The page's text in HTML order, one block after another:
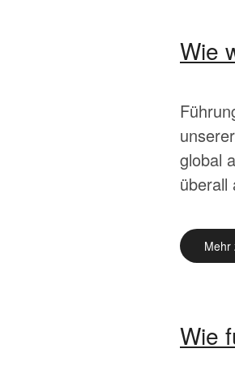
Wie
global
überall
Mehr
Wie